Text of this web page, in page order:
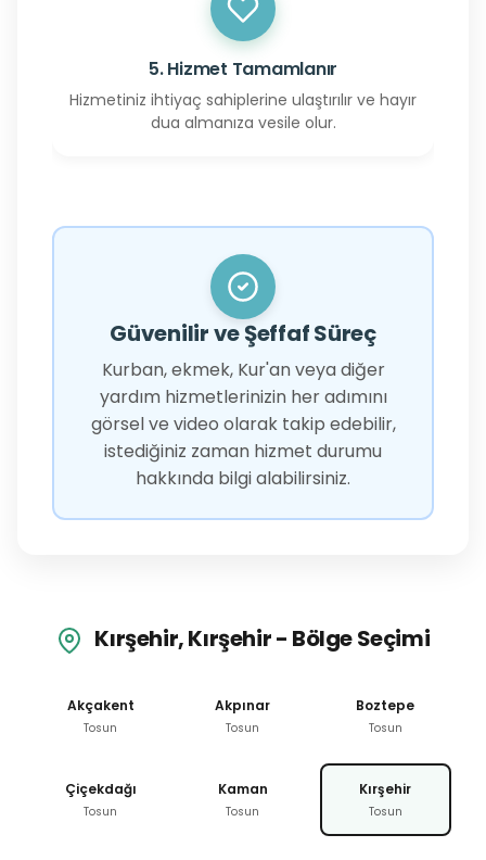
5. Hizmet Tamamlanır
Hizmetiniz ihtiyaç sahiplerine ulaştırılır ve hayır
dua almanıza vesile olur.
Güvenilir ve Şeffaf Süreç
Kurban, ekmek, Kur'an veya diğer
yardım hizmetlerinizin her adımını
görsel ve video olarak takip edebilir,
istediğiniz zaman hizmet durumu
hakkında bilgi alabilirsiniz.
Kırşehir, Kırşehir - Bölge Seçimi
Akçakent
Tosun
Akpınar
Tosun
Boztepe
Tosun
Çiçekdağı
Tosun
Kaman
Tosun
Kırşehir
Tosun